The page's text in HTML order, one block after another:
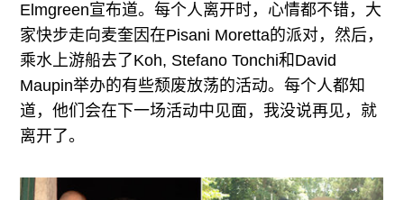
Elmgreen宣布道。每个人离开时，心情都不错，大
家快步走向麦奎因在Pisani Moretta的派对，然后，
乘水上游船去了Koh, Stefano Tonchi和David
Maupin举办的有些颓废放荡的活动。每个人都知
道，他们会在下一场活动中见面，我没说再见，就
离开了。